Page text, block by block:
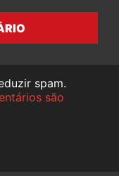
spam.
são